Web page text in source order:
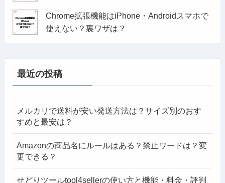
Chrome拡張機能はiPhone・Androidスマホで
使えない？裏ワザは？
最近の投稿
メルカリで送料が安い発送方法は？サイズ別のおす
すめと最安は？
Amazonの商品名にルールはある？禁止ワードは？変
更できる？
せどりツールtool4sellerの使い方と機能・料金・評判